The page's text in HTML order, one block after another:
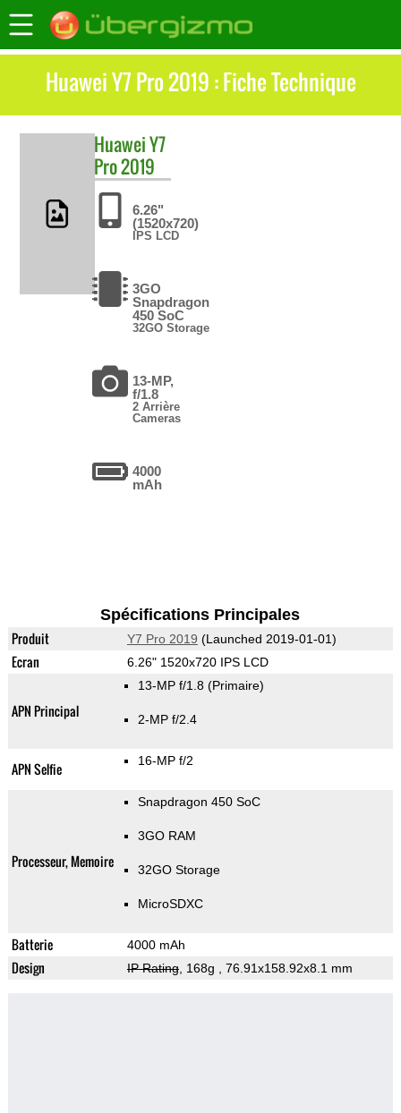
Huawei Y7 Pro 2019 : Fiche Technique
HuaweiY7
Pro 2019
6.26"
(1520x720)
IPS LCD
3GO
Snapdragon
450 SoC
32GO Storage
13-MP,
f/1.8
2 Arrière
Cameras
4000
mAh
Spécifications Principales
Produit Y7 Pro 2019 (Launched 2019-01-01)
Ecran 6.26" 1520x720 IPS LCD
APN Principal
13-MP f/1.8 (Primaire)
2-MP f/2.4
APN Selfie 16-MP f/2
Processeur, Memoire
Snapdragon 450 SoC
3GO RAM
32GO Storage
MicroSDXC
Batterie 4000 mAh
Design IP Rating, 168g , 76.91x158.92x8.1 mm